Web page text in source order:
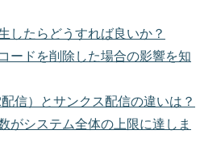
したらどうすれば良いか？
ードを削除した場合の影響を知
信）とサンクス配信の違いは？
がシステム全体の上限に達しま